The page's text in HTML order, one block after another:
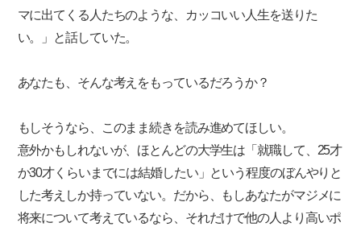
マに出てくる人たちのような、カッコいい人生を送りた
い。」と話していた。
あなたも、そんな考えをもっているだろうか？
もしそうなら、このまま続きを読み進めてほしい。
意外かもしれないが、ほとんどの大学生は「就職して、25才
か30才くらいまでには結婚したい」という程度のぼんやりと
した考えしか持っていない。だから、もしあなたがマジメに
将来について考えているなら、それだけで他の人より高いポ